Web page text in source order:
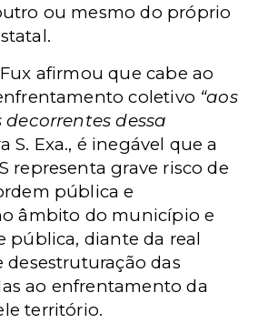
ou mesmo do próprio
afirmou que cabe ao
coletivo “aos
dessa
S. Exa., é inegável que a
representa grave risco de
pública e
âmbito do município e
pública, diante da real
desestruturação das
ao enfrentamento da
território.